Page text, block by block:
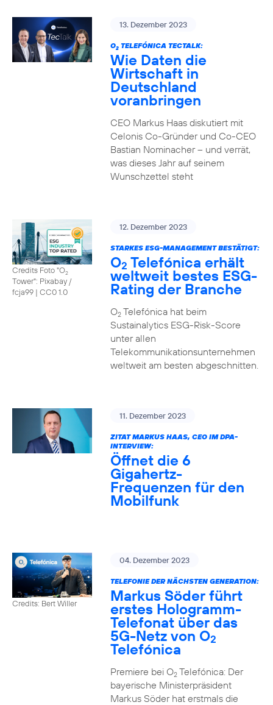
13. Dezember 2023
O2TELEFÓNICA TECTALK:
Wie Daten die
Wirtschaft in
Deutschland
voranbringen
CEO Markus Haas diskutiert mit
Celonis Co-Gründer und Co-CEO
Bastian Nominacher – und verrät,
was dieses Jahr auf seinem
Wunschzettel steht
Credits Foto "O2
Tower": Pixabay /
fcja99 | CC0 1.0
12. Dezember 2023
STARKES ESG-MANAGEMENT BESTÄTIGT:
O2 Telefónica erhält
weltweit bestes ESG-
Rating der Branche
O2Telefónica hat beim
Sustainalytics ESG-Risk-Score
unter allen
Telekommunikationsunternehmen
weltweit am besten abgeschnitten.
11. Dezember 2023
ZITAT MARKUS HAAS, CEO IM DPA-
INTERVIEW:
Öffnet die 6
Gigahertz-
Frequenzen für den
Mobilfunk
Credits: Bert Willer
04. Dezember 2023
TELEFONIE DER NÄCHSTEN GENERATION:
Markus Söder führt
erstes Hologramm-
Telefonat über das
5G-Netz von O2
Telefónica
Premiere bei O2Telefónica: Der
bayerische Ministerpräsident
Markus Söder hat erstmals die